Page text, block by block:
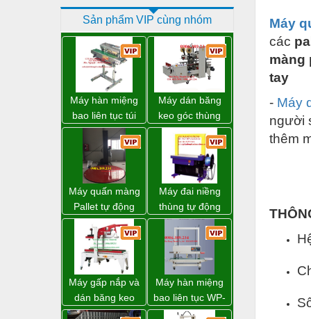
Dịch vụ - Thi công
Điện công nghiệp
Điện gia dụng
Điện Lạnh
Đóng tàu Thiết bị
Đúc chính xác Thiết bị
Dụng cụ cầm tay
Dụng cụ cắt gọt
Dụng cụ điện
Dụng cụ đo
Gỗ - Trang thiết bị
Hàn cắt - Thiết bị
Sản phẩm VIP cùng nhóm
Máy hàn miệng
bao liên tục túi
nằm nghiêng.
Máy dán băng
keo góc thùng
carton giá tốt
Đồng Nai
Máy quấn màng
Pallet tự động
WP-55 xuất xứ
Đài Loan
Máy đai niềng
thùng tự động
DBA-200 giá tốt
Máy gấp nắp và
dán băng keo
thùng carton tự
Máy hàn miệng
bao liên tục WP-
1200V chính
Máy
các
màng
tay
- Máy
người
thêm